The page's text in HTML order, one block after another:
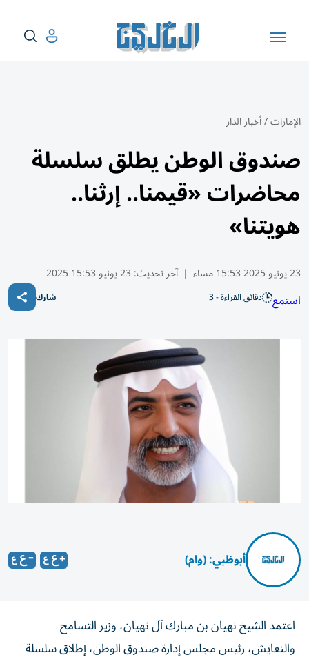
الإمارات/أخبار الدار
صندوق الوطن يطلق سلسلة
محاضرات «قيمنا.. إرثنا..
هويتنا»
23 يونيو 2025 15:53 مساء | آخر تحديث: 23 يونيو 15:53 2025
استمع دقائق القراءة - 3 شارك
أبوظبي: (وام)
اعتمد الشيخ نهيان بن مبارك آل نهيان، وزير التسامح
والتعايش، رئيس مجلس إدارة صندوق الوطن، إطلاق سلسلة